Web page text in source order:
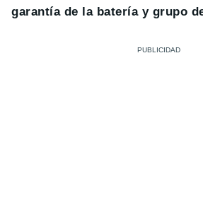
garantía de la batería y grupo